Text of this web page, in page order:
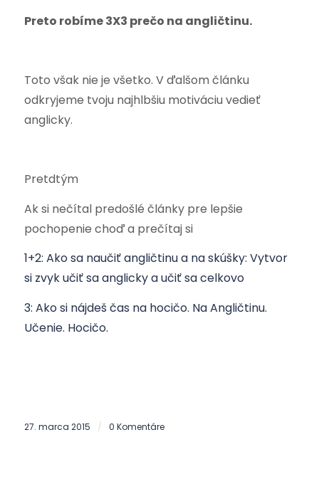
Preto robíme 3X3 prečo na angličtinu.
Toto však nie je všetko. V ďalšom článku
odkryjeme tvoju najhlbšiu motiváciu vedieť
anglicky.
Pretdtým
Ak si nečítal predošlé články pre lepšie
pochopenie choď a prečítaj si
1+2: Ako sa naučiť angličtinu a na skúšky: Vytvor
si zvyk učiť sa anglicky a učiť sa celkovo
3: Ako si nájdeš čas na hocičo. Na Angličtinu.
Učenie. Hocičo.
27. marca 2015 / 0 Komentáre